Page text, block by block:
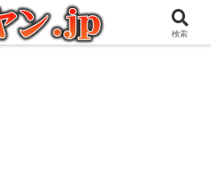
理人の愉快な日々を綴るブログ
検索